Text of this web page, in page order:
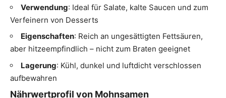
Verwendung: Ideal für Salate, kalte Saucen und zum
Verfeinern von Desserts
Eigenschaften: Reich an ungesättigten Fettsäuren,
aber hitzeempfindlich – nicht zum Braten geeignet
Lagerung: Kühl, dunkel und luftdicht verschlossen
aufbewahren
Nährwertprofil von Mohnsamen